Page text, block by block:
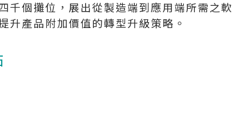
千個攤位，展出從製造端到應用端所需之軟
升產品附加價值的轉型升級策略。